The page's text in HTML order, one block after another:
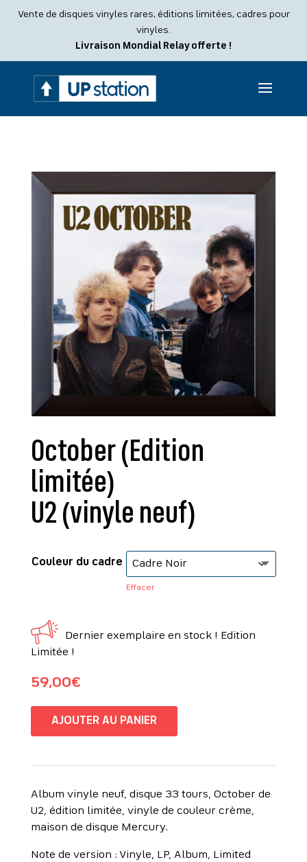
Vente de disques vinyles rares, éditions limitées, cadres pour
vinyles.
Livraison Mondial Relay offerte !
October (Edition
limitée)
U2 (vinyle neuf)
Couleur du cadre
Effacer
Dernier exemplaire en stock ! Edition
Limitée !
59,00€
AJOUTER AU PANIER
Album vinyle neuf, disque 33 tours, October de
U2, édition limitée, vinyle de couleur crème,
maison de disque Mercury.
Note de version : Vinyle, LP, Album, Limited